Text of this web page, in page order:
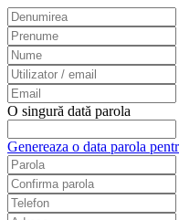
O singură dată parola
Genereaza o data parola